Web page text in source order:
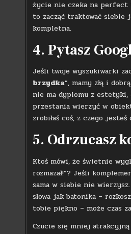
życie nie czeka na perfect
to zacząć traktować siebie
kompletna.
4. Pytasz
Jeśli twoje wyszukiwarki
brzydka”, mamy złą i
nie ma dyplomu z estetyki,
przestania wierzyć w
zrobiłaś coś, z czego
5. Odrzucasz
Ktoś mówi, że świetnie
rozmazał!”? Jeśli
sama w siebie nie
słowa jak batonika –
tobie piękno – może czas
Czucie się mniej